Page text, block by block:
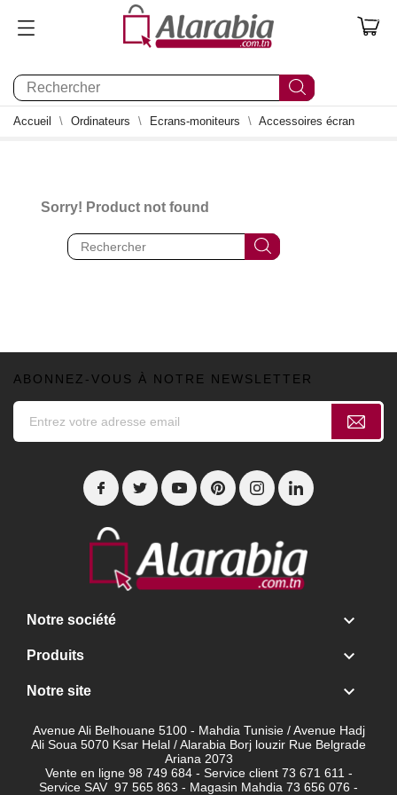
0
Accueil Ordinateurs Ecrans-moniteurs Accessoires écran
Sorry! Product not found
ABONNEZ-VOUS À NOTRE NEWSLETTER
Notre société 
Produits 
Notre site 
Avenue Ali Belhouane 5100 - Mahdia Tunisie / Avenue Hadj
Ali Soua 5070 Ksar Helal / Alarabia Borj louzir Rue Belgrade
Ariana 2073
Vente en ligne 98 749 684 - Service client 73 671 611 -
Service SAV 97 565 863 - Magasin Mahdia 73 656 076 -